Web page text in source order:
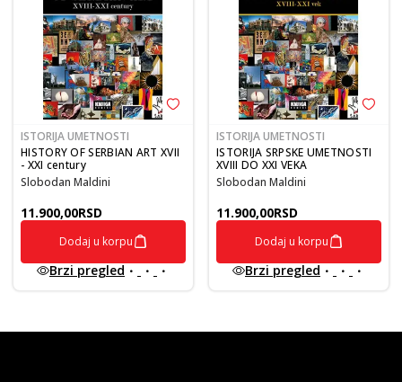
ISTORIJA UMETNOSTI
HISTORY OF SERBIAN ART XVII
- XXI century
Slobodan Maldini
11.900,00RSD
Dodaj u korpu
Brzi pregled
ISTORIJA UMETNOSTI
ISTORIJA SRPSKE UMETNOSTI
XVIII DO XXI VEKA
Slobodan Maldini
11.900,00RSD
Dodaj u korpu
Brzi pregled